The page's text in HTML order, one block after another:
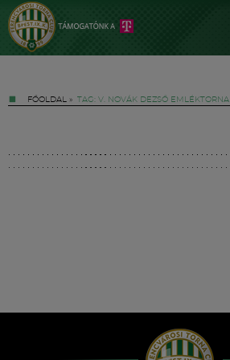
FŐOLDAL » TAG: V. NOVÁK DEZSŐ EMLÉKTORNA
Hírek